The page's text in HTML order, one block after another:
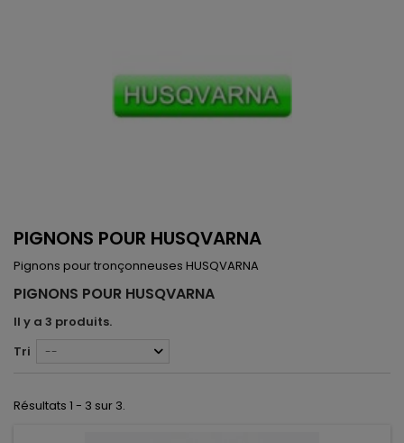
PIGNONS POUR HUSQVARNA
Pignons pour tronçonneuses HUSQVARNA
PIGNONS POUR HUSQVARNA
Il y a 3 produits.
Tri
--
Résultats 1 - 3 sur 3.